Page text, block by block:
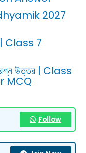
2027
| Class 7
প্রশ্ন উত্তর | Class
MCQ
Follow